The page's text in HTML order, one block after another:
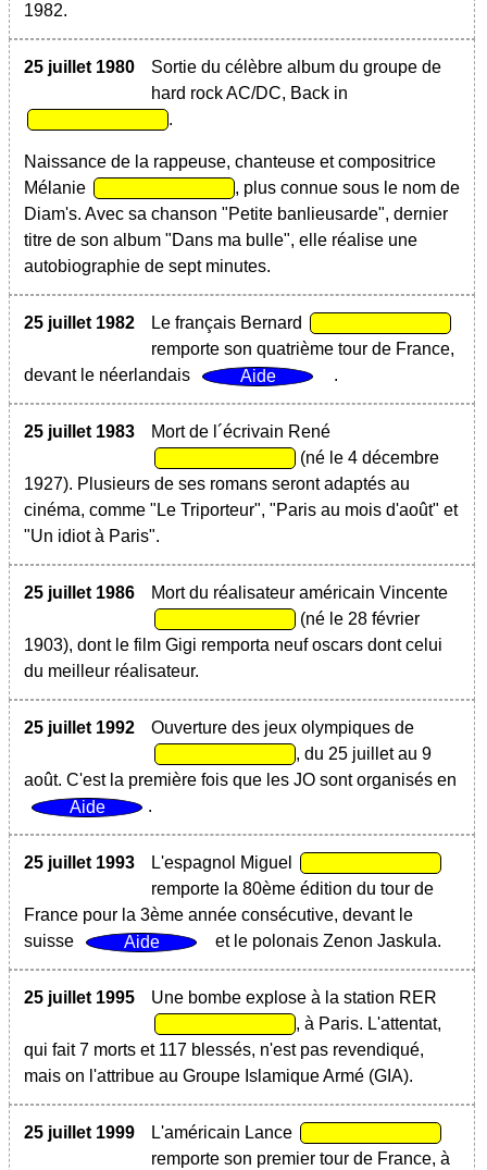
1982.
25 juillet 1980
Sortie du célèbre album du groupe de
hard rock AC/DC, Back in
.
Naissance de la rappeuse, chanteuse et compositrice
Mélanie
, plus connue sous le nom de
Diam's. Avec sa chanson "Petite banlieusarde", dernier
titre de son album "Dans ma bulle", elle réalise une
autobiographie de sept minutes.
25 juillet 1982
Le français Bernard
remporte son quatrième tour de France,
devant le néerlandais
.
25 juillet 1983
Mort de l´écrivain René
(né le 4 décembre
1927). Plusieurs de ses romans seront adaptés au
cinéma, comme "Le Triporteur", "Paris au mois d'août" et
"Un idiot à Paris".
25 juillet 1986
Mort du réalisateur américain Vincente
(né le 28 février
1903), dont le film Gigi remporta neuf oscars dont celui
du meilleur réalisateur.
25 juillet 1992
Ouverture des jeux olympiques de
, du 25 juillet au 9
août. C'est la première fois que les JO sont organisés en
.
25 juillet 1993
L'espagnol Miguel
remporte la 80ème édition du tour de
France pour la 3ème année consécutive, devant le
suisse
et le polonais Zenon Jaskula.
25 juillet 1995
Une bombe explose à la station RER
, à Paris. L'attentat,
qui fait 7 morts et 117 blessés, n'est pas revendiqué,
mais on l'attribue au Groupe Islamique Armé (GIA).
25 juillet 1999
L'américain Lance
remporte son premier tour de France, à